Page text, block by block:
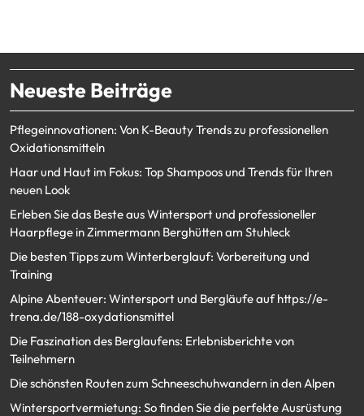
Neueste Beiträge
Pflegeinnovationen: Von K-Beauty Trends zu professionellen
Oxidationsmitteln
Haar und Haut im Fokus: Top Shampoos und Trends für Ihren
neuen Look
Erleben Sie das Beste aus Wintersport und professioneller
Haarpflege in Zimmermann Berghütten am Stuhleck
Die besten Tipps zum Winterberglauf: Vorbereitung und
Training
Alpine Abenteuer: Wintersport und Bergläufe auf https://e-
trena.de/188-oxydationsmittel
Die Faszination des Berglaufens: Erlebnisberichte von
Teilnehmern
Die schönsten Routen zum Schneeschuhwandern in den Alpen
Wintersportvermietung: So finden Sie die perfekte Ausrüstung